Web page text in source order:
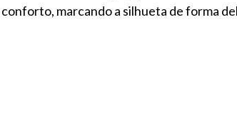
marcando a silhueta de forma